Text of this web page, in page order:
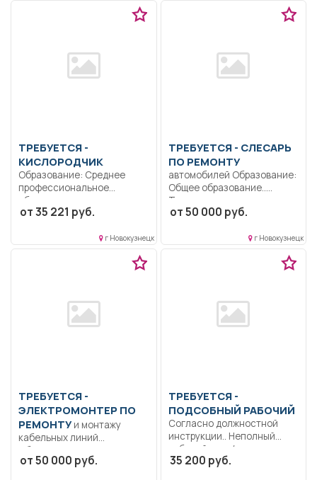
ТРЕБУЕТСЯ -
КИСЛОРОДЧИК
Образование: Среднее
профессиональное
образование..
Своевременно производить
от 35 221 руб.
г Новокузнецк
ТРЕБУЕТСЯ - СЛЕСАРЬ
ПО РЕМОНТУ
автомобилей Образование:
Общее образование..
Транспортное предприятие
"Пассажирские перевозки"
от 50 000 руб.
г Новокузнецк
ТРЕБУЕТСЯ -
ЭЛЕКТРОМОНТЕР ПО
РЕМОНТУи монтажу
кабельных линий
Образование: Среднее
профессиональное..
от 50 000 руб.
ТРЕБУЕТСЯ -
ПОДСОБНЫЙ РАБОЧИЙ
Согласно должностной
инструкции.. Неполный
рабочий день/неполная
рабочая неделя..
35 200 руб.